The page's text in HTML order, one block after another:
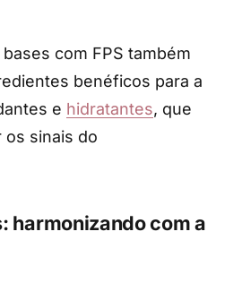
com FPS também
benéficos para a
e hidratantes, que
os sinais do
harmonizando com a